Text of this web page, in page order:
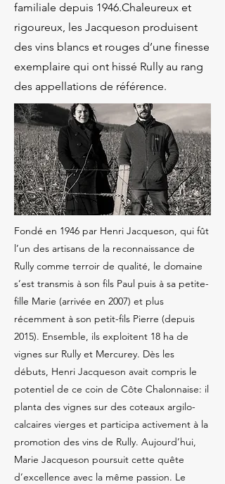
familiale depuis 1946.Chaleureux et
rigoureux, les Jacqueson produisent
des vins blancs et rouges d’une finesse
exemplaire qui ont hissé Rully au rang
des appellations de référence.
Fondé en 1946 par Henri Jacqueson, qui fût
l’un des artisans de la reconnaissance de
Rully comme terroir de qualité, le domaine
s’est transmis à son fils Paul puis à sa petite-
fille Marie (arrivée en 2007) et plus
récemment à son petit-fils Pierre (depuis
2015). Ensemble, ils exploitent 18 ha de
vignes sur Rully et Mercurey. Dès les
débuts, Henri Jacqueson avait compris le
potentiel de ce coin de Côte Chalonnaise: il
planta des vignes sur des coteaux argilo-
calcaires vierges et participa activement à la
promotion des vins de Rully. Aujourd’hui,
Marie Jacqueson poursuit cette quête
d’excellence avec la même passion. Le